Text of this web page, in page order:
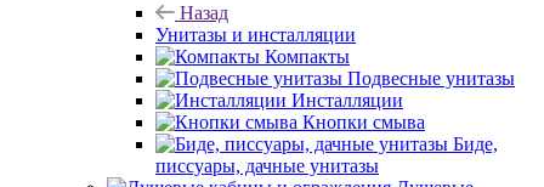
Назад
Унитазы и инсталляции
Компакты
Подвесные унитазы
Инсталляции
Кнопки смыва
Биде,
писсуары, дачные унитазы